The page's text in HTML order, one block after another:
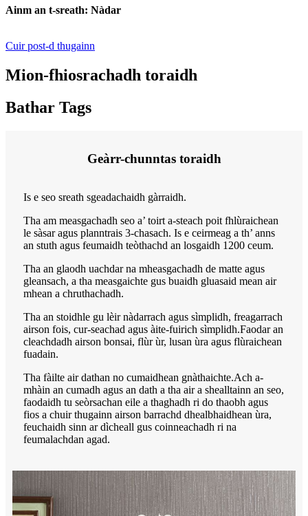
Ainm an t-sreath: Nàdar
Cuir post-d thugainn
Mion-fhiosrachadh toraidh
Bathar Tags
Geàrr-chunntas toraidh
Is e seo sreath sgeadachaidh gàrraidh.
Tha am measgachadh seo a’ toirt a-steach poit fhlùraichean
le sàsar agus planntrais 3-chasach. Is e ceirmeag a th’ anns
an stuth agus feumaidh teòthachd an losgaidh 1200 ceum.
Tha an glaodh uachdar na mheasgachadh de matte agus
gleansach, a tha measgaichte gus buaidh gluasaid mean air
mhean a chruthachadh.
Tha an stoidhle gu lèir nàdarrach agus sìmplidh, freagarrach
airson fois, cur-seachad agus àite-fuirich sìmplidh.Faodar an
cleachdadh airson bonsai, flùr ùr, lusan ùra agus flùraichean
fuadain.
Tha fàilte air dathan no cumaidhean gnàthaichte.Ach a-
mhàin an cumadh agus an dath a tha air a shealltainn an seo,
faodaidh tu seòrsachan eile a thaghadh ri do thaobh agus
fios a chuir thugainn airson barrachd dhealbhaidhean ùra,
feuchaidh sinn ar dìcheall gus coinneachadh ri na
feumalachdan agad.